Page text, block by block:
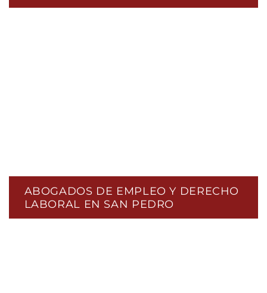
ABOGADOS DE EMPLEO Y DERECHO
LABORAL EN SAN PEDRO